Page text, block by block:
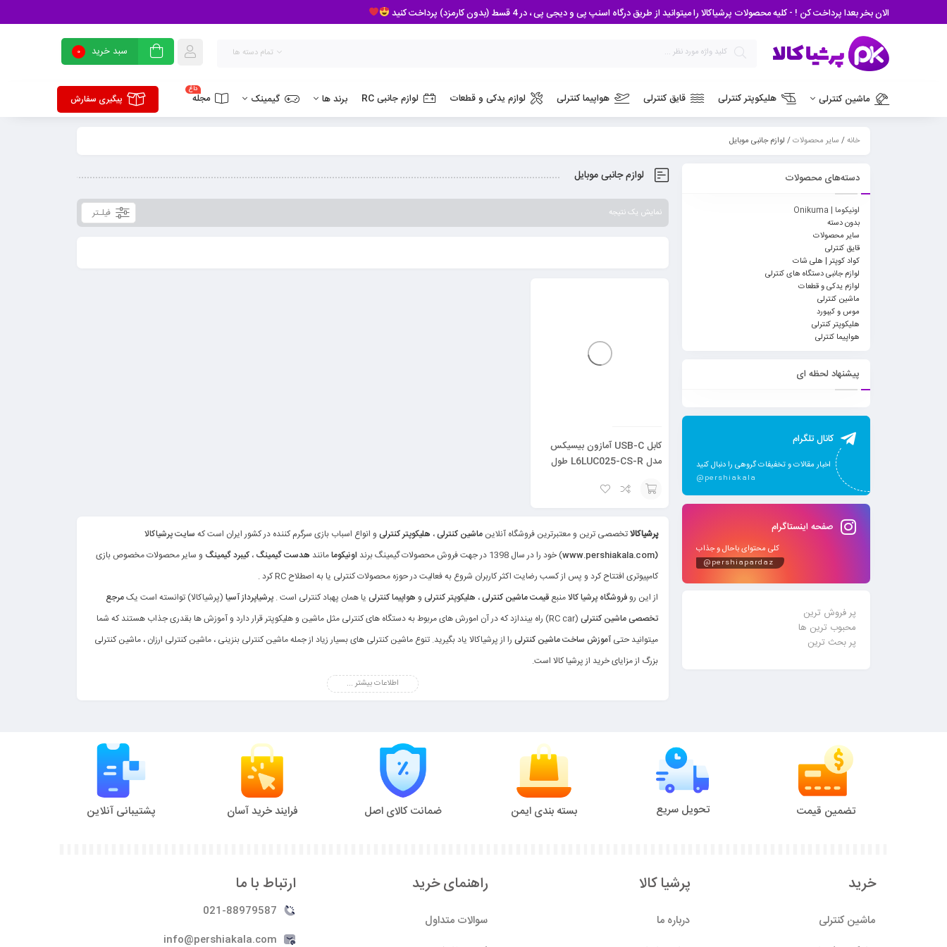
الان بخر بعدا پرداخت کن ! - کلیه محصولات پرشیاکالا را میتوانید از طریق درگاه اسنپ پی و دیجی پی ، در 4 قسط (بدون کارمزد) پرداخت کنید
تمام دسته ها سبد خرید 0
ماشین کنترلی هلیکوپتر کنترلی قایق کنترلی هواپیما کنترلی لوازم یدکی و قطعات لوازم جانبی RC برند ها گیمینک مجله
داغ
پیگیری سفارش
خانه/ سایر محصولات/ لوازم جانبی موبایل
لوازم جانبی موبایل
فیلـتر نمایش یک نتیجه
کابل USB-C آمازون بیسیکس
مدل L6LUC025-CS-R طول
به
سبد
پرشیاکالاتخصصی ترین و معتبرترین فروشگاه آنلاینماشین کنترلی، هلیکوپتر کنترلی و انواع اسباب بازی سرگرم کننده در کشور ایران است که سایت پرشیاکالا
(www.pershiakala.com
) خود را در سال 1398 در جهت فروش محصولات گیمینگ برند اونیکومامانند هدست گیمینگ ،کیبرد گیمینگ و سایر محصولات مخصوص بازی
کامپیوتری افتتاح کرد و پس از کسب رضایت اکثر کاربران شروع به فعالیت در حوزه محصولات کنترلی یا به اصطلاح RC کرد .
از این روفروشگاه پرشیا کالامنبعقیمت ماشین کنترلی، هلیکوپتر کنترلی و هواپیما کنترلی یا همان پهباد کنترلی است .پرشیاپرداز آسیا (پرشیاکالا) توانسته است یکمرجع
تخصصی ماشین کنترلی
(RC car) راه بیندازد که در آن امورش های مربوط به دستگاه های کنترلی مثل ماشین و هلیکوپتر قرار دارد و آموزش ها بقدری جذاب هستند که شما
میتوانید حتی آموزش ساخت ماشین کنترلی را از پرشیاکالا یاد بگیرید. تنوع ماشین کنترلی های بسیار زیاد از جمله ماشین کنترلی بنزینی ، ماشین کنترلی ارزان ، ماشین کنترلی
بزرگ از مزایای خرید از پرشیا کالا است.
اطلاعات بیشتر ...
دسته‌های محصولات
اونیکوما | Onikuma
بدون دسته
سایر محصولات
قایق کنترلی
کواد کوپتر | هلی شات
لوازم جانبی دستگاه های کنترلی
لوازم یدکی و قطعات
ماشین کنترلی
موس و کیبورد
هلیکوپتر کنترلی
هواپیما کنترلی
پیشنهاد لحظه ای
کانال تلگرام
اخبار مقالات و تخفیفات گروهی را دنبال کنید
@pershiakala
صفحه اینستاگرام
کلی محتوای باحال و جذاب
@pershiapardaz
پر فروش ترین
محبوب ترین ها
پر بحث ترین
تضمین قیمت تحویل سریع بسته بندی ایمن ضمانت کالای اصل فرایند خرید آسان پشتیبانی آنلاین
خرید
ماشین کنترلی
پرشیا کالا
درباره ما
راهنمای خرید
سوالات متداول
ارتباط با ما
021-88979587
info@pershiakala.com